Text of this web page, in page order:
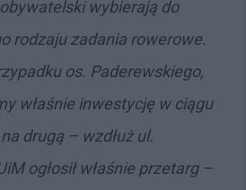
wybierają do
rodzaju zadania rowerowe.
os. Paderewskiego,
właśnie inwestycję w ciągu
drugą – wzdłuż ul.
ogłosił właśnie przetarg –